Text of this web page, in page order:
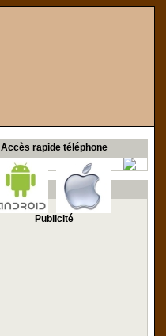
Accès rapide téléphone
Publicité